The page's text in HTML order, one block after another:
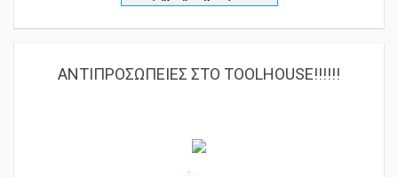
ΑΝΤΙΠΡΟΣΩΠΕΙΕΣ ΣΤΟ TOOLHOUSE!!!!!!